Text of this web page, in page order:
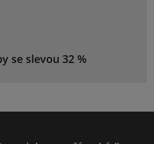
se slevou 32 %